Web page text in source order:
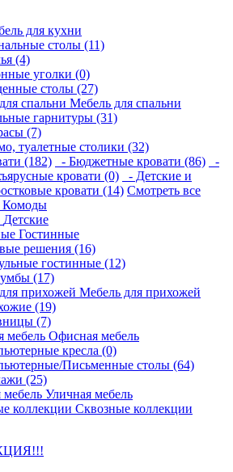
для кухни
столы (11)
(4)
уголки (0)
столы (27)
Мебель для спальни
гарнитуры (31)
(7)
туалетные столики (32)
(182)
- Бюджетные кровати (86)
-
кровати (0)
- Детские и
кровати (14) Смотреть все
Комоды
Детские
Гостинные
решения (16)
гостинные (12)
(17)
Мебель для прихожей
(19)
(7)
Офисная мебель
кресла (0)
Письменные столы (64)
(25)
Уличная мебель
Сквозные коллекции